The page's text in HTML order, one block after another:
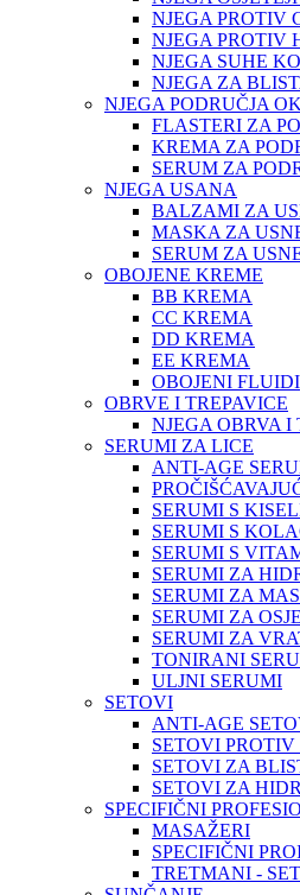
NJEGA PROTIV
NJEGA PROTIV
NJEGA SUHE
NJEGA ZA
NJEGA PODRUČJA
FLASTERI ZA
KREMA ZA
SERUM ZA
NJEGA USANA
BALZAMI ZA
MASKA ZA
SERUM ZA
OBOJENE KREME
BB KREMA
CC KREMA
DD KREMA
EE KREMA
OBOJENI FLUIDI
OBRVE I TREPAVICE
NJEGA OBRVA I
SERUMI ZA LICE
ANTI-AGE
SERUMI S
SERUMI S
SERUMI S
SERUMI ZA
SERUMI ZA
SERUMI ZA
SERUMI ZA
TONIRANI
ULJNI SERUMI
SETOVI
ANTI-AGE
SETOVI
SETOVI ZA
SETOVI ZA
SPECIFIČNI
MASAŽERI
SPECIFIČNI
TRETMANI -